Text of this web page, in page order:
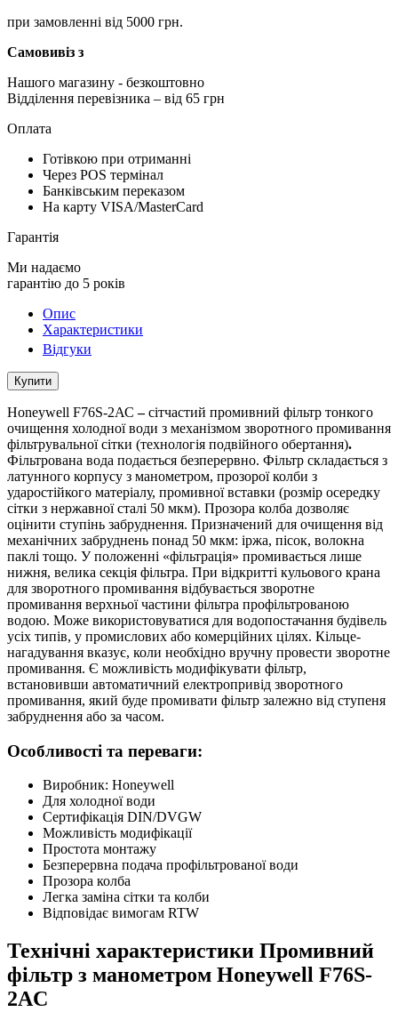
при замовленні від 5000 грн.
Самовивіз з
Нашого магазину - безкоштовно
Відділення перевізника – від 65 грн
Оплата
Готівкою при отриманні
Через POS термінал
Банківським переказом
На карту VISA/MasterCard
Гарантія
Ми надаємо
гарантію до 5 років
Опис
Характеристики
Відгуки
Купити
Honeywell F76S-2АС –сітчастий промивний фільтр тонкого
очищення холодної води з механізмом зворотного промивання
фільтрувальної сітки (технологія подвійного обертання).
Фільтрована вода подається безперервно. Фільтр складається з
латунного корпусу з манометром, прозорої колби з
ударостійкого матеріалу, промивної вставки (розмір осередку
сітки з нержавної сталі 50 мкм). Прозора колба дозволяє
оцінити ступінь забруднення. Призначений для очищення від
механічних забруднень понад 50 мкм: іржа, пісок, волокна
паклі тощо. У положенні «фільтрація» промивається лише
нижня, велика секція фільтра. При відкритті кульового крана
для зворотного промивання відбувається зворотне
промивання верхньої частини фільтра профільтрованою
водою. Може використовуватися для водопостачання будівель
усіх типів, у промислових або комерційних цілях. Кільце-
нагадування вказує, коли необхідно вручну провести зворотне
промивання. Є можливість модифікувати фільтр,
встановивши автоматичний електропривід зворотного
промивання, який буде промивати фільтр залежно від ступеня
забруднення або за часом.
Особливості та переваги:
Виробник: Honeywell
Для холодної води
Сертифікація DIN/DVGW
Можливість модифікації
Простота монтажу
Безперервна подача профільтрованої води
Прозора колба
Легка заміна сітки та колби
Відповідає вимогам RTW
Технічні характеристики Промивний
фільтр з манометром Honeywell F76S-
2АC